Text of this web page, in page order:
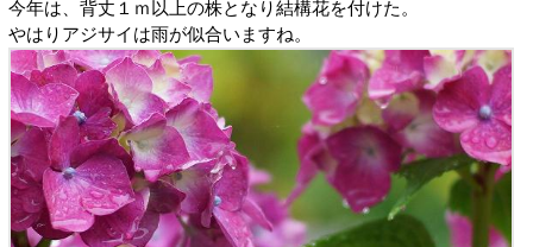
今年は、背丈１ｍ以上の株となり結構花を付けた。
やはりアジサイは雨が似合いますね。